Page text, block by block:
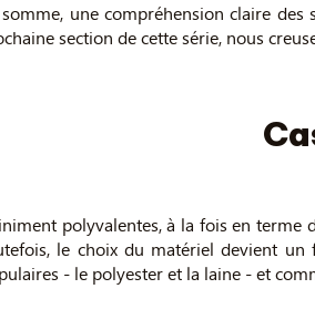
somme, une compréhension claire
section de cette série, nous
polyvalentes, à la fois en terme
le choix du matériel devient un
- le polyester et la laine - et